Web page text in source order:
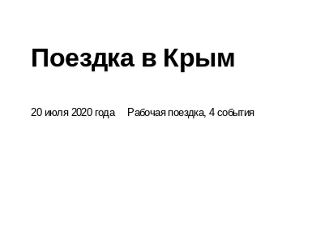
Поездка в Крым
20 июля 2020 года Рабочая поездка, 4 события